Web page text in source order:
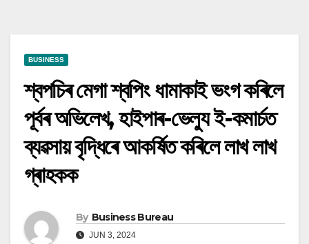
BUSINESS
শ্বপচিৰ মেগা শ্বপিং ধামাকাই ভংগ কৰিলে
পূৰ্বৰ অভিলেখ, হাইপাৰ-ভেল্যু ই-কমাৰ্চত
ব্যৱসায় বৃদ্ধিৰে আকৰ্ষিত কৰিলে লাখ লাখ
গ্ৰাহকক
By Business Bureau
JUN 3, 2024